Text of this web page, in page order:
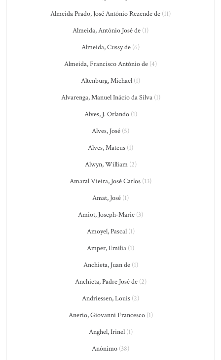
Almeida Prado, José Antônio Rezende de (11)
Almeida, Antônio José de (1)
Almeida, Cussy de (6)
Almeida, Francisco António de (4)
Altenburg, Michael (1)
Alvarenga, Manuel Inácio da Silva(1)
Alves, J. Orlando(1)
Alves, José (5)
Alves, Mateus (1)
Alwyn, William(2)
Amaral Vieira, José Carlos (13)
Amat, José (1)
Amiot, Joseph-Marie (3)
Amoyel, Pascal(1)
Amper, Emilia (1)
Anchieta, Juan de(1)
Anchieta, Padre José de(2)
Andriessen, Louis (2)
Anerio, Giovanni Francesco(1)
Anghel, Irinel(1)
Anônimo (38)